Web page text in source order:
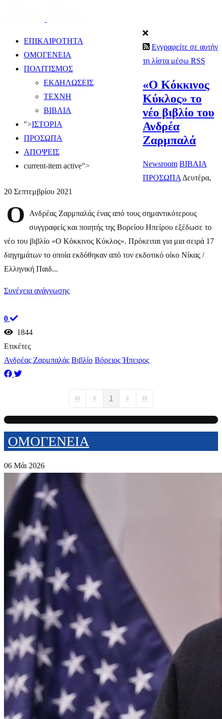
ΕΠΙΚΑΙΡΟΤΗΤΑ
ΟΜΟΓΕΝΕΙΑ
ΠΟΛΙΤΙΣΜΟΣ
ΕΚΔΗΛΩΣΕΙΣ
ΤΕΧΝΗ
ΒΙΒΛΙΑ
">ΙΣΤΟΡΙΑ
ΠΡΟΣΩΠΑ
ΑΠΟΨΕΙΣ
current-item active">
Εγγραφείτε σε αυτήν
τη λίστα μέσω RSS
«Ο Κόκκινος
Κύκλος» το
νέο βιβλίο του
Ανδρέα
Ζαρμπαλά
Newsroom ΒΙΒΛΙΑ
ΠΡΟΣΩΠΑ Δευτέρα,
20 Σεπτεμβρίου 2021
Ο
Ανδρέας Ζαρμπαλάς ένας από τους σημαντικότερους
συγγραφείς και ποιητής της Βορείου Ηπείρου εξέδωσε το
νέο του βιβλίο «Ο Κόκκινος Κύκλος». Πρόκειται για μια σειρά 17
διηγημάτων το οποία εκδόθηκαν από τον εκδοτικό οίκο Νίκας /
Ελληνική Παιδ...
Συνέχεια ανάγνωσης
0
1844
Ετικέτες
Ανδρέας Ζαρμπαλάς Βιβλίο Βόρειος Ήπειρος
First PagePrevious Page
1
Next PageLast Page
ΟΜΟΓΕΝΕΙΑ
06 Μάι 2026